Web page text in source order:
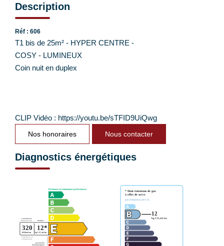
Description
Réf : 606
T1 bis de 25m² - HYPER CENTRE -
COSY - LUMINEUX
Coin nuit en duplex
CLIP Vidéo : https://youtu.be/sTFID9UiQwg
Nos honoraires Nous contacter
Diagnostics énergétiques